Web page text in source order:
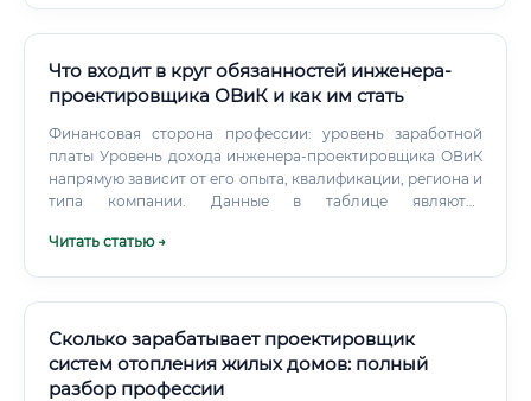
Что входит в круг обязанностей инженера-
проектировщика ОВиК и как им стать
Финансовая сторона профессии: уровень заработной
платы Уровень дохода инженера-проектировщика ОВиК
напрямую зависит от его опыта, квалификации, региона и
типа компании. Данные в таблице являются
Санкт-Петербург) и приведены в рублях (net, после
Читать статью →
Сколько зарабатывает проектировщик
систем отопления жилых домов: полный
разбор профессии